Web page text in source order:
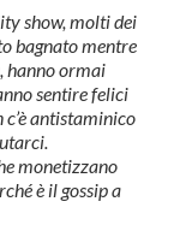
show, molti dei
bagnato mentre
hanno ormai
sentire felici
antistaminico
monetizzano
è il gossip a